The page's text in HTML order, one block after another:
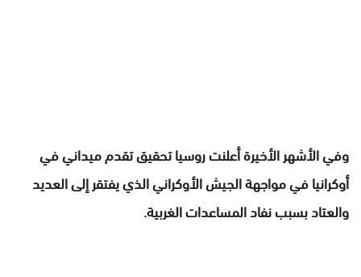
وفي الأشهر الأخيرة أعلنت روسيا تحقيق تقدم ميداني في
أوكرانيا في مواجهة الجيش الأوكراني الذي يفتقر إلى العديد
والعتاد بسبب نفاد المساعدات الغربية.